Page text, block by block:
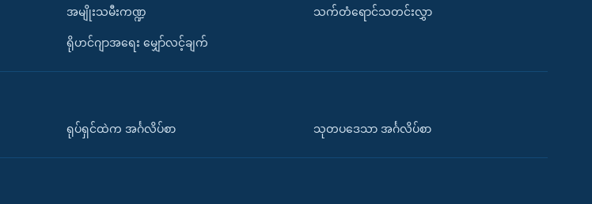
အမျိုးသမီးကဏ္ဍ
ရိုဟင်ဂျာအရေး မျှော်လင့်ချက်
သက်တံရောင်သတင်းလွှာ
ရုပ်ရှင်ထဲက အင်္ဂလိပ်စာ သုတပဒေသာ အင်္ဂလိပ်စာ